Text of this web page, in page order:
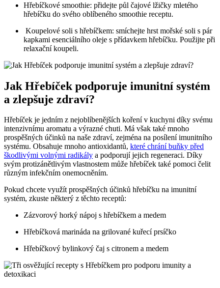
Hřebíčkové smoothie: přidejte ⁢půl čajové lžičky ⁣mletého ​
hřebíčku do svého oblíbeného smoothie⁣ receptu.
⁤ Koupelové soli s⁢ hřebíčkem: smíchejte ‍hrst mořské soli s pár
kapkami esenciálního⁣ oleje s přídavkem hřebíčku. Použijte ​při
relaxační koupeli.
Jak Hřebíček podporuje imunitní systém
a zlepšuje zdraví?
Hřebíček je jedním z nejoblíbenějších koření v kuchyni díky svému
intenzivnímu aromatu a výrazné⁣ chuti. Má však⁣ také mnoho​
prospěšných‌ účinků na naše zdraví, zejména na posílení imunitního
systému. Obsahuje mnoho antioxidantů, které chrání buňky před
škodlivými volnými radikály ​ a podporují jejich regeneraci.‍ Díky‌
svým protizánětlivým vlastnostem​ může hřebíček také pomoci čelit
různým infekčním ‍onemocněním.
Pokud chcete využít prospěšných ‍účinků‍ hřebíčku ‍na imunitní
systém, zkuste ‌některý z‌ těchto receptů:
Zázvorový horký nápoj s hřebíčkem a​ medem
Hřebíčková marináda na ‌grilované kuřecí ⁤prsíčko
Hřebíčkový⁣ bylinkový​ čaj s citronem a ⁤medem